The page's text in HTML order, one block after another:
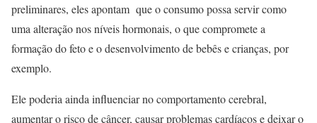
preliminares, eles apontam que o consumo possa servir como
uma alteração nos níveis hormonais, o que compromete a
formação do feto e o desenvolvimento de bebês e crianças, por
exemplo.
Ele poderia ainda influenciar no comportamento cerebral,
aumentar o risco de câncer, causar problemas cardíacos e deixar o